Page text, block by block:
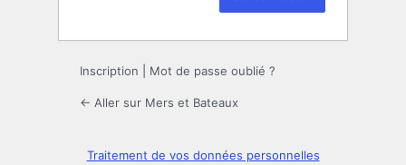
Inscription Mot de passe oublié ?
← Aller sur Mers et Bateaux
Traitement de vos données personnelles